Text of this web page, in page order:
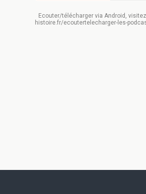
Ecouter/télécharger via Android,
histoire.fr/ecoutertelecharger-les-